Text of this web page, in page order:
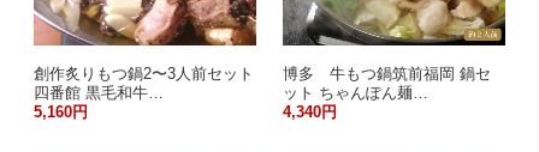
創作炙りもつ鍋2〜3人前セット
四番館 黒毛和牛…
5,160円
博多 牛もつ鍋筑前福岡 鍋セ
ット ちゃんぽん麺…
4,340円